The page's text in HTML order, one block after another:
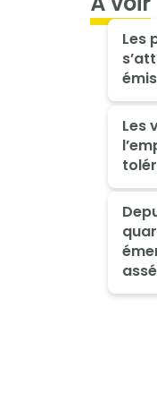
Les
Les